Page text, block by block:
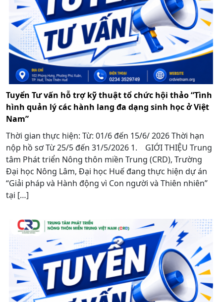
Tuyển Tư vấn hỗ trợ kỹ thuật tổ chức hội thảo “Tình
hình quản lý các hành lang đa dạng sinh học ở Việt
Nam”
Thời gian thực hiện: Từ: 01/6 đến 15/6/ 2026 Thời hạn
nộp hồ sơ Từ 25/5 đến 31/5/2026 1. GIỚI THIỆU Trung
tâm Phát triển Nông thôn miền Trung (CRD), Trường
Đại học Nông Lâm, Đại học Huế đang thực hiện dự án
“Giải pháp và Hành động vì Con người và Thiên nhiên”
tại […]